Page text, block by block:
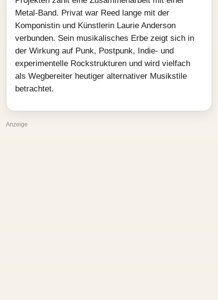
Metal-Band. Privat war Reed lange mit der
Komponistin und Künstlerin Laurie Anderson
verbunden. Sein musikalisches Erbe zeigt sich in
der Wirkung auf Punk, Postpunk, Indie- und
experimentelle Rockstrukturen und wird vielfach
als Wegbereiter heutiger alternativer Musikstile
betrachtet.
Anzeige